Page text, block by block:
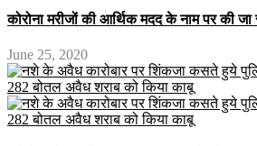
कोरोना मरीजों की आर्थिक मदद के नाम पर की जा
June 25, 2020